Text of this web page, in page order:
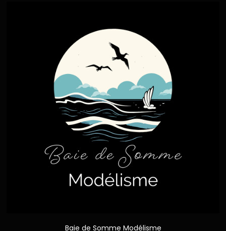
Baie de Somme Modélisme